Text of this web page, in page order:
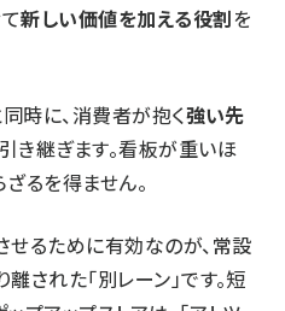
新しい価値を加える役割を
同時に、消費者が抱く強い先
き継ぎます。看板が重いほ
るを得ません。
るために有効なのが、常設
された「別レーン」です。短